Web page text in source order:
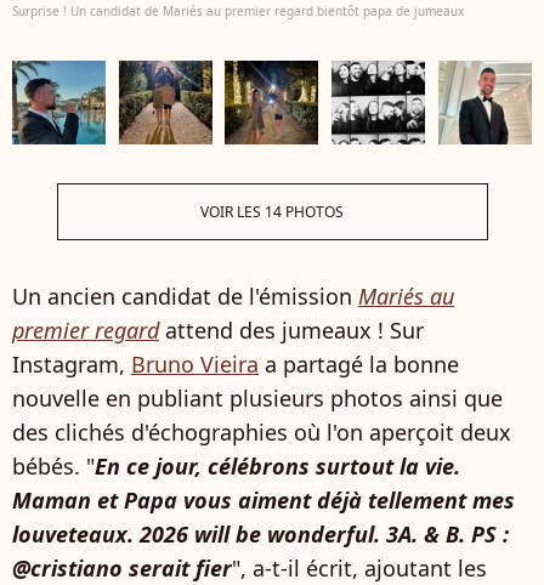
Surprise ! Un candidat de Mariés au premier regard bientôt papa de jumeaux
VOIR LES 14 PHOTOS
Un ancien candidat de l'émission Mariés au
premier regardattend des jumeaux ! Sur
Instagram, Bruno Vieira a partagé la bonne
nouvelle en publiant plusieurs photos ainsi que
des clichés d'échographies où l'on aperçoit deux
bébés. "En ce jour, célébrons surtout la vie.
Maman et Papa vous aiment déjà tellement mes
louveteaux. 2026 will be wonderful. 3A. & B. PS :
@cristiano serait fier", a-t-il écrit, ajoutant les